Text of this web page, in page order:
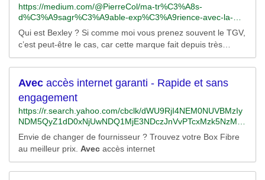
https://medium.com/@PierreCol/ma-tr%C3%A8s-
d%C3%A9sagr%C3%A9able-exp%C3%A9rience-avec-la-
marque-bexley-40f7a5c78b3a
Qui est Bexley ? Si comme moi vous prenez souvent le TGV,
c’est peut-être le cas, car cette marque fait depuis très
longtemps sa publicité dans le magazine distribué dans ce
train…
Avec accès internet garanti - Rapide et sans
engagement
https://r.search.yahoo.com/cbclk/dWU9RjI4NEM0NUVBMzIy
NDM5QyZ1dD0xNjUwNDQ1MjE3NDczJnVvPTcxMzk5NzM0
MzMwNDY2Jmx0PTImcz0yJmVzPUpLbm5ZeWtHUFM5U1lp
WC45QUZrM2N1SElNMGRnM3hIVlFjOXU0ODJPNWRNdjBv
LQ-
-/RV=2/RE=1650474017/RO=10/RU=https%3a%2f%2fwww.b
ing.com%2faclick%3fld%3de8h-
Envie de changer de fournisseur ? Trouvez votre Box Fibre
au meilleur prix. Avec accès internet